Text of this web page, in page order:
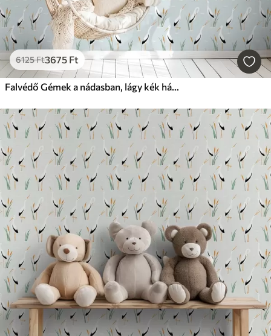
6125Ft3675 Ft
Falvédő Gémek a nádasban, lágy kék háttér előtt